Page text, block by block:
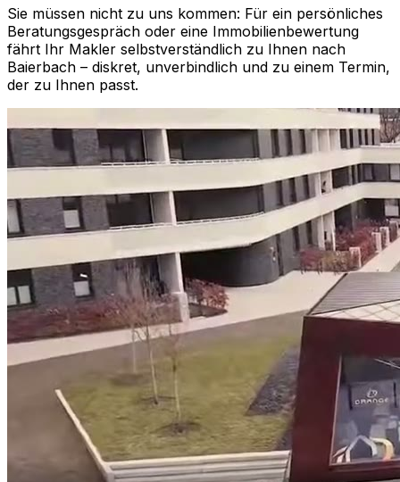
Sie müssen nicht zu uns kommen: Für ein persönliches
Beratungsgespräch oder eine Immobilienbewertung
fährt Ihr Makler selbstverständlich zu Ihnen nach
Baierbach – diskret, unverbindlich und zu einem Termin,
der zu Ihnen passt.